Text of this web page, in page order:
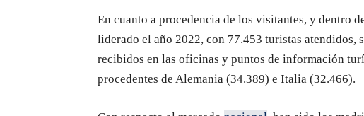
En cuanto a procedencia de los visitantes, y dentro
liderado el año 2022, con 77.453 turistas
recibidos en las oficinas y puntos de información
procedentes de Alemania (34.389) e Italia (32.466).